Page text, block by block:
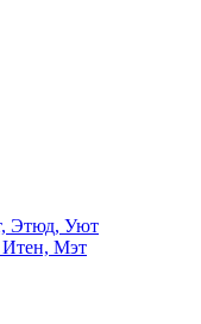
Этюд, Уют
Мэт